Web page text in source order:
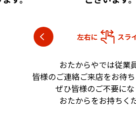
おたからやでは従業
皆様のご連絡ご来店をお待ち
ぜひ皆様のご不要に
おたからをお持ちく